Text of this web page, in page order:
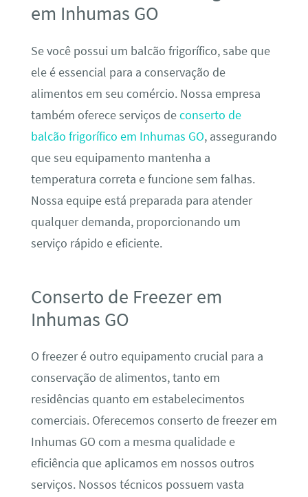
em Inhumas GO
Se você possui um balcão frigorífico, sabe que
ele é essencial para a conservação de
alimentos em seu comércio. Nossa empresa
também oferece serviços deconserto de
balcão frigorífico em Inhumas GO, assegurando
que seu equipamento mantenha a
temperatura correta e funcione sem falhas.
Nossa equipe está preparada para atender
qualquer demanda, proporcionando um
serviço rápido e eficiente.
Conserto de Freezer em
Inhumas GO
O freezer é outro equipamento crucial para a
conservação de alimentos, tanto em
residências quanto em estabelecimentos
comerciais. Oferecemos conserto de freezer em
Inhumas GO com a mesma qualidade e
eficiência que aplicamos em nossos outros
serviços. Nossos técnicos possuem vasta